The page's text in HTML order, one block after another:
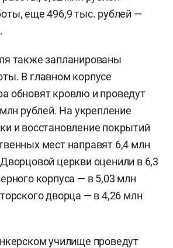
еще 496,9 тыс. рублей —
также запланированы
В главном корпусе
обновят кровлю и проведут
рублей. На укрепление
и восстановление покрытий
мест направят 6,4 млн
церкви оценили в 6,3
корпуса — в 5,03 млн
дворца — в 4,26 млн
училище проведут